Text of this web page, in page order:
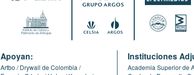
Apoyan:
Artbo
Drywall de Colombia
Instituciones
Academia Superior de